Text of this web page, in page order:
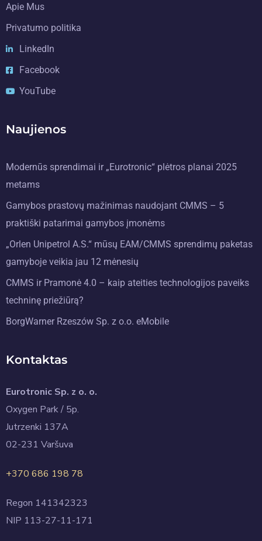
Apie Mus
Privatumo politika
LinkedIn
Facebook
YouTube
Naujienos
Modernūs sprendimai ir „Eurotronic“ plėtros planai 2025
metams
Gamybos prastovų mažinimas naudojant CMMS – 5
praktiški patarimai gamybos įmonėms
„Orlen Unipetrol A.S.“ mūsų EAM/CMMS sprendimų paketas
gamyboje veikia jau 12 mėnesių
CMMS ir Pramonė 4.0 – kaip ateities technologijos paveiks
techninę priežiūrą?
BorgWarner Rzeszów Sp. z o.o. eMobile
Kontaktas
Eurotronic Sp. z o. o.
Oxygen Park / 5p.
Jutrzenki 137A
02-231 Varšuva
+370 686 198 78
Regon 141342323
NIP 113-27-11-171